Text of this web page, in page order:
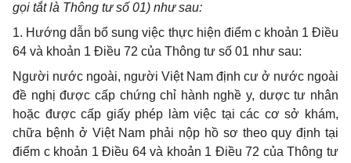
gọi tắt là Thông tư số 01) như sau:
1. Hướng dẫn bổ sung việc thực hiện điểm c khoản 1 Điều
64 và khoản 1 Điều 72 của Thông tư số 01 như sau:
Người nước ngoài, người Việt Nam định cư ở nước ngoài
đề nghị được cấp chứng chỉ hành nghề y, dược tư nhân
hoặc được cấp giấy phép làm việc tại các cơ sở khám,
chữa bệnh ở Việt Nam phải nộp hồ sơ theo quy định tại
điểm c khoản 1 Điều 64 và khoản 1 Điều 72 của Thông tư